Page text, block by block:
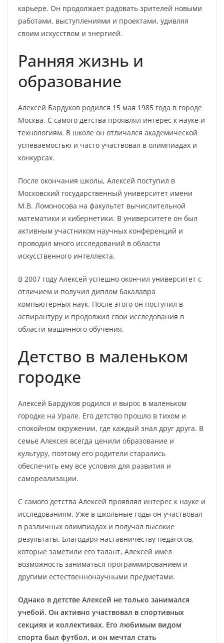
карьере. Он продолжает радовать зрителей новыми
работами, выступлениями и проектами, удивляя
своим искусством и энергией.
Ранняя жизнь и
образование
Алексей Бардуков родился 15 мая 1985 года в городе
Москва. С самого детства проявлял интерес к науке и
технологиям. В школе он отличался академической
успеваемостью и часто участвовал в олимпиадах и
конкурсах.
После окончания школы, Алексей поступил в
Московский государственный университет имени
М.В. Ломоносова на факультет вычислительной
математики и кибернетики. В университете он был
активным участником научных конференций и
проводил много исследований в области
искусственного интеллекта.
В 2007 году Алексей успешно окончил университет с
отличием и получил диплом бакалавра
компьютерных наук. После этого он поступил в
аспирантуру и продолжил свои исследования в
области машинного обучения.
Детство в маленьком
городке
Алексей Бардуков родился и вырос в маленьком
городке на Урале. Его детство прошло в тихом и
спокойном окружении, где каждый знал друг друга. В
семье Алексея всегда ценили образование и
культуру, поэтому его родители старались
обеспечить ему все условия для развития и
самореализации.
С самого детства Алексей проявлял интерес к науке и
исследованиям. Уже в школьные годы он участвовал
в различных олимпиадах и получал высокие
результаты. Благодаря наставничеству педагогов,
которые заметили его талант, Алексей имел
возможность заниматься программированием и
другими естественнонаучными предметами.
Однако в детстве Алексей не только занимался
учебой. Он активно участвовал в спортивных
секциях и коллективах. Его любимым видом
спорта был футбол, и он мечтал стать